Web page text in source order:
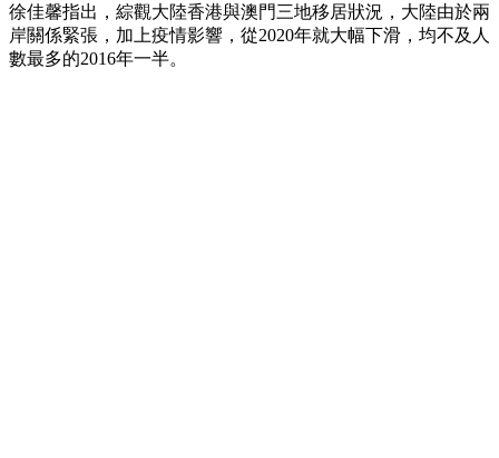
徐佳馨指出，綜觀大陸香港與澳門三地移居狀況，大陸由於兩
岸關係緊張，加上疫情影響，從2020年就大幅下滑，均不及人
數最多的2016年一半。